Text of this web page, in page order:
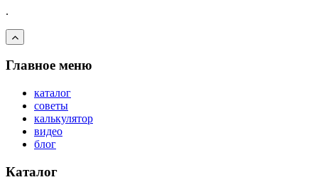
.
Главное меню
каталог
советы
калькулятор
видео
блог
Каталог